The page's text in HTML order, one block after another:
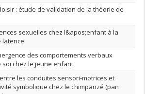
: étude de validation de la théorie de
sexuelles chez l&apos;enfant à la
latence
des comportements verbaux
soi chez le jeune enfant
les conduites sensori-motrices et
symbolique chez le chimpanzé (pan